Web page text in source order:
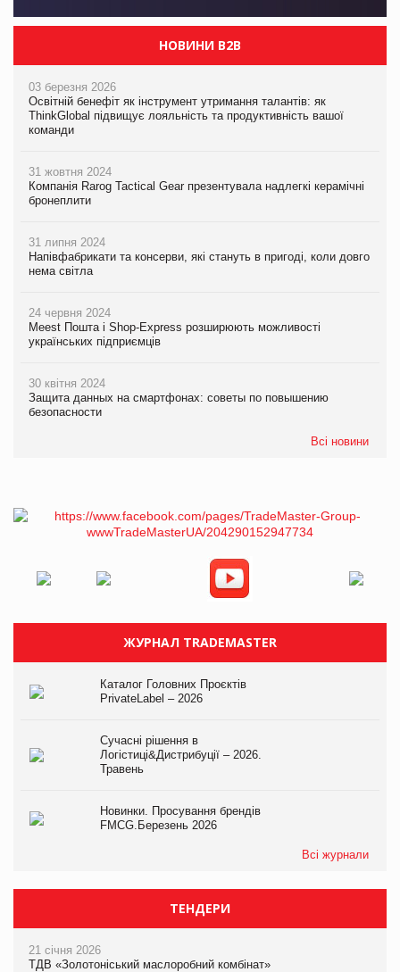
НОВИНИ B2B
03 березня 2026
Освітній бенефіт як інструмент утримання талантів: як
ThinkGlobal підвищує лояльність та продуктивність вашої
команди
31 жовтня 2024
Компанія Rarog Tactical Gear презентувала надлегкі керамічні
бронеплити
31 липня 2024
Напівфабрикати та консерви, які стануть в пригоді, коли довго
нема світла
24 червня 2024
Meest Пошта і Shop-Express розширюють можливості
українських підприємців
30 квітня 2024
Защита данных на смартфонах: советы по повышению
безопасности
Всі новини
ЖУРНАЛ TRADEMASTER
Каталог Головних Проєктів
PrivateLabel – 2026
Сучасні рішення в
Логістиці&Дистрибуції – 2026.
Травень
Новинки. Просування брендів
FMCG.Березень 2026
Всі журнали
ТЕНДЕРИ
21 січня 2026
ТДВ «Золотоніський маслоробний комбінат»